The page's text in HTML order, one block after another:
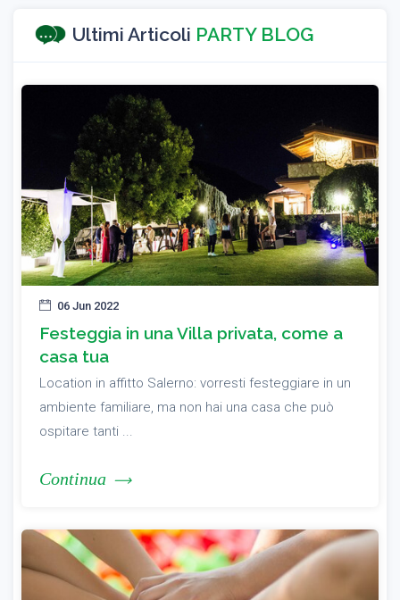
Ultimi Articoli PARTY BLOG
06 Jun 2022
Festeggia in una Villa privata, come a
casa tua
Location in affitto Salerno: vorresti festeggiare in un
ambiente familiare, ma non hai una casa che può
ospitare tanti ...
Continua